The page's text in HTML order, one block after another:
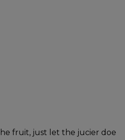
fruit, just let the jucier doe